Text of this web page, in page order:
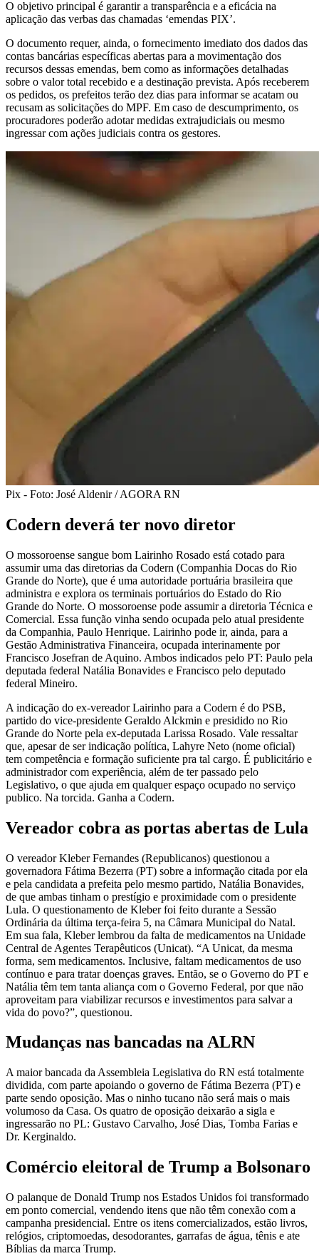
O objetivo principal é garantir a transparência e a eficácia na
aplicação das verbas das chamadas ‘emendas PIX’.
O documento requer, ainda, o fornecimento imediato dos dados das
contas bancárias específicas abertas para a movimentação dos
recursos dessas emendas, bem como as informações detalhadas
sobre o valor total recebido e a destinação prevista. Após receberem
os pedidos, os prefeitos terão dez dias para informar se acatam ou
recusam as solicitações do MPF. Em caso de descumprimento, os
procuradores poderão adotar medidas extrajudiciais ou mesmo
ingressar com ações judiciais contra os gestores.
Pix - Foto: José Aldenir / AGORA RN
Codern deverá ter novo diretor
O mossoroense sangue bom Lairinho Rosado está cotado para
assumir uma das diretorias da Codern (Companhia Docas do Rio
Grande do Norte), que é uma autoridade portuária brasileira que
administra e explora os terminais portuários do Estado do Rio
Grande do Norte. O mossoroense pode assumir a diretoria Técnica e
Comercial. Essa função vinha sendo ocupada pelo atual presidente
da Companhia, Paulo Henrique. Lairinho pode ir, ainda, para a
Gestão Administrativa Financeira, ocupada interinamente por
Francisco Josefran de Aquino. Ambos indicados pelo PT: Paulo pela
deputada federal Natália Bonavides e Francisco pelo deputado
federal Mineiro.
A indicação do ex-vereador Lairinho para a Codern é do PSB,
partido do vice-presidente Geraldo Alckmin e presidido no Rio
Grande do Norte pela ex-deputada Larissa Rosado. Vale ressaltar
que, apesar de ser indicação política, Lahyre Neto (nome oficial)
tem competência e formação suficiente pra tal cargo. É publicitário e
administrador com experiência, além de ter passado pelo
Legislativo, o que ajuda em qualquer espaço ocupado no serviço
publico. Na torcida. Ganha a Codern.
Vereador cobra as portas abertas de Lula
O vereador Kleber Fernandes (Republicanos) questionou a
governadora Fátima Bezerra (PT) sobre a informação citada por ela
e pela candidata a prefeita pelo mesmo partido, Natália Bonavides,
de que ambas tinham o prestígio e proximidade com o presidente
Lula. O questionamento de Kleber foi feito durante a Sessão
Ordinária da última terça-feira 5, na Câmara Municipal do Natal.
Em sua fala, Kleber lembrou da falta de medicamentos na Unidade
Central de Agentes Terapêuticos (Unicat). “A Unicat, da mesma
forma, sem medicamentos. Inclusive, faltam medicamentos de uso
contínuo e para tratar doenças graves. Então, se o Governo do PT e
Natália têm tem tanta aliança com o Governo Federal, por que não
aproveitam para viabilizar recursos e investimentos para salvar a
vida do povo?”, questionou.
Mudanças nas bancadas na ALRN
A maior bancada da Assembleia Legislativa do RN está totalmente
dividida, com parte apoiando o governo de Fátima Bezerra (PT) e
parte sendo oposição. Mas o ninho tucano não será mais o mais
volumoso da Casa. Os quatro de oposição deixarão a sigla e
ingressarão no PL: Gustavo Carvalho, José Dias, Tomba Farias e
Dr. Kerginaldo.
Comércio eleitoral de Trump a Bolsonaro
O palanque de Donald Trump nos Estados Unidos foi transformado
em ponto comercial, vendendo itens que não têm conexão com a
campanha presidencial. Entre os itens comercializados, estão livros,
relógios, criptomoedas, desodorantes, garrafas de água, tênis e ate
Bíblias da marca Trump.